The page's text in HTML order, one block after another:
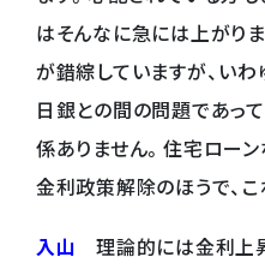
はそんなに急には上がり
が錯綜していますが、い
日銀との間の問題であっ
係ありません。住宅ロー
金利政策解除のほうで、
入山 理論的には金利上